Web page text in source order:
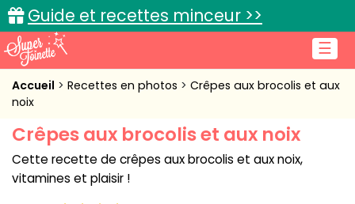
☰
Guide et recettes minceur >>
Accueil
Cuisine pratique
L'actu cuisine
Accueil Recettes en photos
Crêpes aux brocolis et aux
noix
Crêpes aux brocolis et aux noix
Cette recette de crêpes aux brocolis et aux noix,
vitamines et plaisir !